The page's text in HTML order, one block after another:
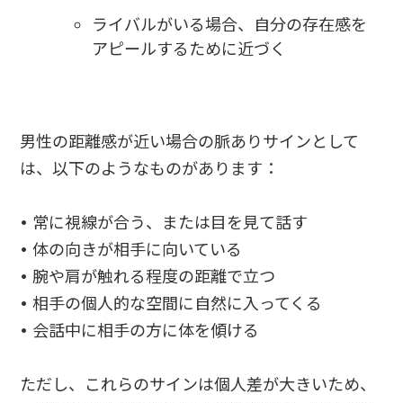
ライバルがいる場合、自分の存在感を
アピールするために近づく
男性の距離感が近い場合の脈ありサインとして
は、以下のようなものがあります：
• 常に視線が合う、または目を見て話す
• 体の向きが相手に向いている
• 腕や肩が触れる程度の距離で立つ
• 相手の個人的な空間に自然に入ってくる
• 会話中に相手の方に体を傾ける
ただし、これらのサインは個人差が大きいため、